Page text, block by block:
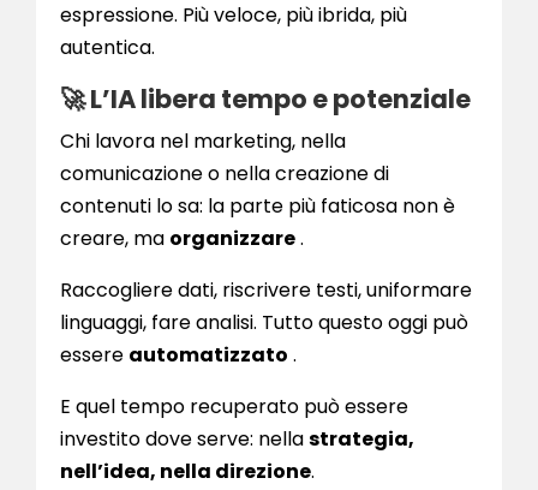
espressione. Più veloce, più ibrida, più
autentica.
🚀 L’IA libera tempo e potenziale
Chi lavora nel marketing, nella
comunicazione o nella creazione di
contenuti lo sa: la parte più faticosa non è
creare, ma organizzare.
Raccogliere dati, riscrivere testi, uniformare
linguaggi, fare analisi. Tutto questo oggi può
essere automatizzato .
E quel tempo recuperato può essere
investito dove serve: nellastrategia,
nell’idea, nella direzione.